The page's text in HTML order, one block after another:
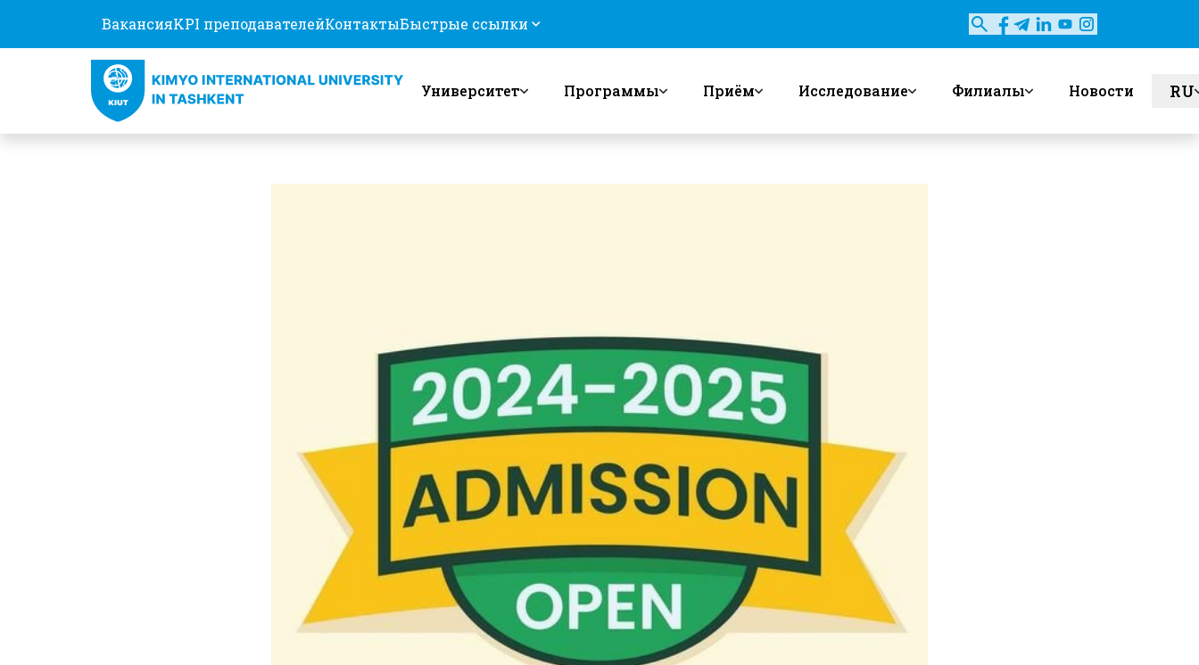
ВакансияKPI преподавателейКонтактыБыстрые ссылки
Университет Программы Приём Исследование Филиалы Новости RU